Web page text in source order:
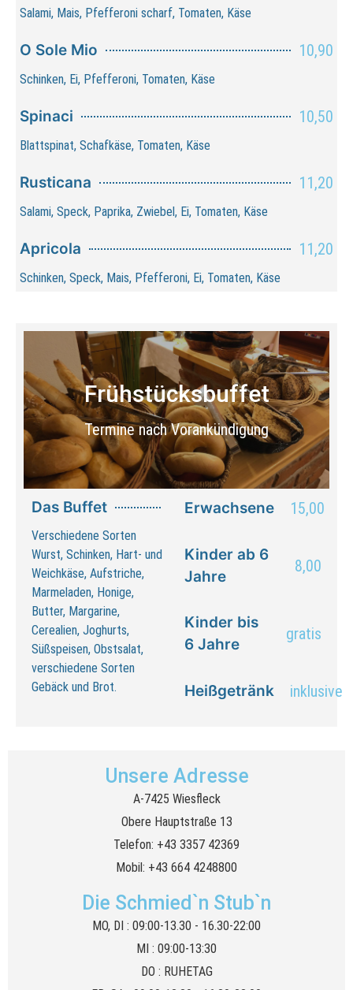
Salami, Mais, Pfefferoni scharf, Tomaten, Käse
O Sole Mio 10,90
Schinken, Ei, Pfefferoni, Tomaten, Käse
Spinaci 10,50
Blattspinat, Schafkäse, Tomaten, Käse
Rusticana 11,20
Salami, Speck, Paprika, Zwiebel, Ei, Tomaten, Käse
Apricola 11,20
Schinken, Speck, Mais, Pfefferoni, Ei, Tomaten, Käse
Frühstücksbuffet
Termine nach Vorankündigung
Das Buffet
Verschiedene Sorten
Wurst, Schinken, Hart- und
Weichkäse, Aufstriche,
Marmeladen, Honige,
Butter, Margarine,
Cerealien, Joghurts,
Süßspeisen, Obstsalat,
verschiedene Sorten
Gebäck und Brot.
Erwachsene 15,00
Kinder ab 6
Jahre
8,00
Kinder bis
6 Jahre
gratis
Heißgetränk inklusive
Unsere Adresse
Die Schmied`n Stub`n
A-7425 Wiesfleck
Obere Hauptstraße 13
Telefon: +43 3357 42369
Mobil: +43 664 4248800
MO, DI : 09:00-13.30 - 16.30-22:00
MI : 09:00-13:30
DO : RUHETAG